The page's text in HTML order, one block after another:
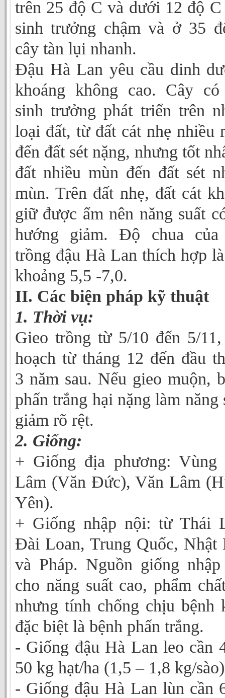
trên 25 độ C và dưới 12 độ C
sinh trưởng chậm và ở 35
cây tàn lụi nhanh.
Đậu Hà Lan yêu cầu dinh
khoáng không cao. Cây
sinh trưởng phát triển trên
loại đất, từ đất cát nhẹ nhiều
đến đất sét nặng, nhưng tốt
đất nhiều mùn đến đất sét
mùn. Trên đất nhẹ, đất cát
giữ được ẩm nên năng suất
hướng giảm. Độ chua của
trồng đậu Hà Lan thích hợp
khoảng 5,5 -7,0.
II. Các biện pháp kỹ thuật
1. Thời vụ:
Gieo trồng từ 5/10 đến 5/
hoạch từ tháng 12 đến đầu
3 năm sau. Nếu gieo muộn,
phấn trắng hại nặng làm năng
giảm rõ rệt.
2. Giống:
+ Giống địa phương: Vùng
Lâm (Văn Đức), Văn Lâm
Yên).
+ Giống nhập nội: từ Thái
Đài Loan, Trung Quốc, Nhật
và Pháp. Nguồn giống
cho năng suất cao, phẩm
nhưng tính chống chịu bệnh
đặc biệt là bệnh phấn trắng.
- Giống đậu Hà Lan leo cần
50 kg hạt/ha (1,5 – 1,8 kg/
- Giống đậu Hà Lan lùn cần